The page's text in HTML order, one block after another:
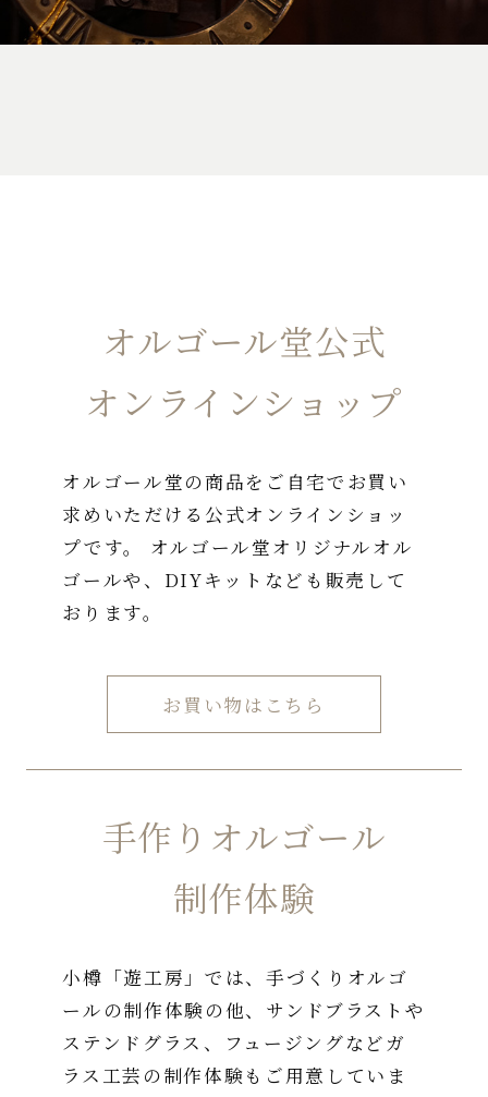
オルゴール堂公式
オンラインショップ
オルゴール堂の商品をご自宅でお買い
求めいただける公式オンラインショッ
プです。 オルゴール堂オリジナルオル
ゴールや、DIYキットなども販売して
おります。
お買い物はこちら
手作りオルゴール
制作体験
小樽「遊工房」では、手づくりオルゴ
ールの制作体験の他、サンドブラストや
ステンドグラス、フュージングなどガ
ラス工芸の制作体験もご用意していま